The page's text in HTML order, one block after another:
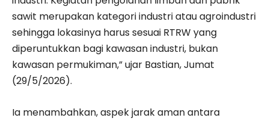
sawit merupakan kategori industri atau agroindustri
sehingga lokasinya harus sesuai RTRW yang
diperuntukkan bagi kawasan industri, bukan
kawasan permukiman,” ujar Bastian, Jumat
(29/5/2026).
Ia menambahkan, aspek jarak aman antara